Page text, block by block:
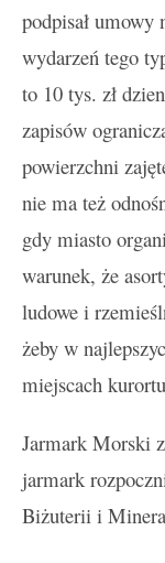
podpisał
wydarzeń tego
to 10 tys. zł
zapisów
powierzchni
nie ma też
gdy miasto
warunek, że
ludowe i
żeby w
miejscach
Jarmark Morski
jarmark
Biżuterii i